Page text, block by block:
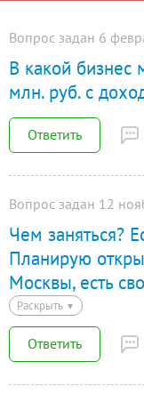
Вопрос задан 6
В какой бизнес
млн. руб. с
Ответить
Вопрос задан 12
Чем заняться?
Планирую
Москвы, есть
Раскрыть ▼
Ответить